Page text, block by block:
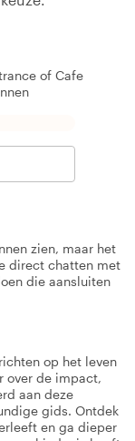
of Cafe
zien, maar het
direct chatten met
die aansluiten
op het leven
over de impact,
aan deze
gids. Ontdek
en ga dieper